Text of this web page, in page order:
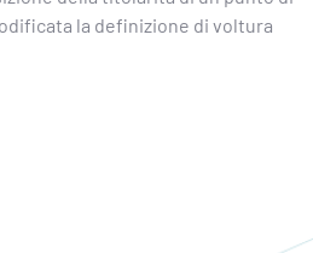
la definizione di voltura